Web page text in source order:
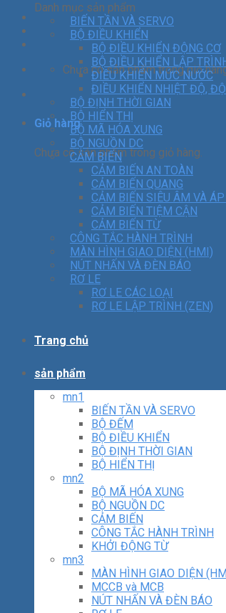
Chưa có sản phẩm trong giỏ
Giỏ hàng
Chưa có sản phẩm trong giỏ hàng.
Danh mục sản phẩm
BIẾN TẦN VÀ SERVO
BỘ ĐIỀU KHIỂN
BỘ ĐIỀU KHIỂN ĐỘNG CƠ
BỘ ĐIỀU KHIỂN LẬP
ĐIỀU KHIỂN MỨC NƯỚC
ĐIỀU KHIỂN NHIỆT ĐỘ,
BỘ ĐỊNH THỜI GIAN
BỘ HIỂN THỊ
BỘ MÃ HÓA XUNG
BỘ NGUỒN DC
CẢM BIẾN
CẢM BIẾN AN TOÀN
CẢM BIẾN QUANG
CẢM BIẾN SIÊU ÂM VÀ
CẢM BIẾN TIỆM CẬN
CẢM BIẾN TỪ
CÔNG TẮC HÀNH TRÌNH
MÀN HÌNH GIAO DIỆN (HMI)
NÚT NHẤN VÀ ĐÈN BÁO
RƠ LE
RƠ LE CÁC LOẠI
RƠ LE LẬP TRÌNH (ZEN)
Trang chủ
sản phẩm
mn1
BIẾN TẦN VÀ SERVO
BỘ ĐẾM
BỘ ĐIỀU KHIỂN
BỘ ĐỊNH THỜI GIAN
BỘ HIỂN THỊ
mn2
BỘ MÃ HÓA XUNG
BỘ NGUỒN DC
CẢM BIẾN
CÔNG TẮC HÀNH TRÌNH
KHỞI ĐỘNG TỪ
mn3
MÀN HÌNH GIAO DIỆN
MCCB và MCB
NÚT NHẤN VÀ ĐÈN BÁO